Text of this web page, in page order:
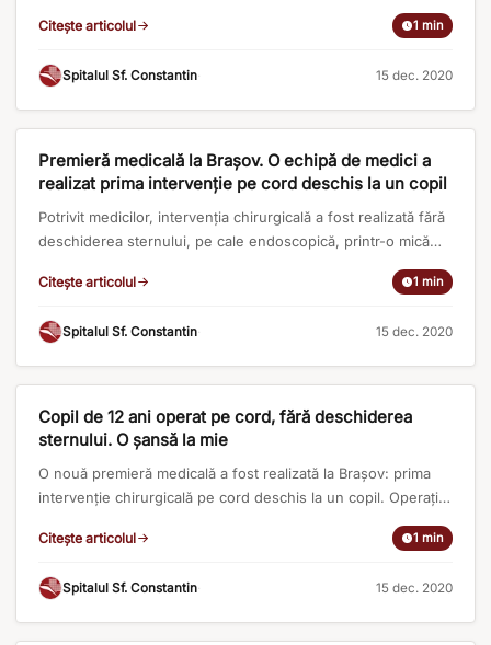
Costache, medic primar chirurgie cardiovasculară, Spitalul
privat Sf. Constantin din Brașov acoperă toata gama de
https://www.medicalmanager.ro/spitalul-sf-constantin-
brasov-devine-unul-din-cele-mai-importante-centre-pentru-
tratamentul-complet-al-bolilor-cardiovasculare-din-romania/
Citește articolul 1 min
Spitalul Sf. Constantin· 15 dec. 2020
Premieră medicală la Braşov. O echipă de medici a
realizat prima intervenţie pe cord deschis la un copil
Potrivit medicilor, intervenţia chirurgicală a fost realizată fără
deschiderea sternului, pe cale endoscopică, printr-o mică
incizie de 4 cm în spaţiul intercostal, Spitalul Sf. Constantin
din Braşov fiind singurul din ţară unde se pot realiza astfel
https://adevarul.ro/news/eveniment/premiera-medicala-
brasov-echipa-medici-realizat-interventie-cord-deschis-
copil-1_5fc919e65163ec42718298f6/index.html
Citește articolul 1 min
Spitalul Sf. Constantin· 15 dec. 2020
Copil de 12 ani operat pe cord, fără deschiderea
sternului. O șansă la mie
O nouă premieră medicală a fost realizată la Braşov: prima
intervenţie chirurgicală pe cord deschis la un copil. Operaţia
endoscopică, printr-o mică incizie de 4 cm în spaţiul
Cardiovasculară de la spitalul privat Sf. Constantin din
Braşov, acesta [...]
Citește articolul 1 min
Spitalul Sf. Constantin· 15 dec. 2020